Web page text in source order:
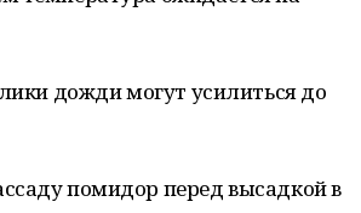
дожди могут усилиться до
помидор перед высадкой в